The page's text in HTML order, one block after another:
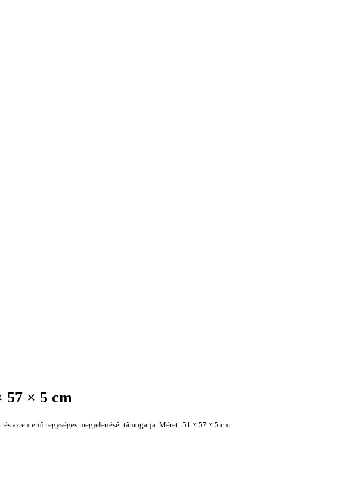
57 × 5 cm
az enteriőr egységes megjelenését támogatja. Méret: 51 × 57 × 5 cm.